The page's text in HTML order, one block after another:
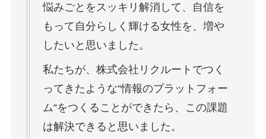
悩みごとをスッキリ解消して、自信を
もって自分らしく輝ける女性を、増や
したいと思いました。
私たちが、株式会社リクルートでつく
ってきたような“情報のプラットフォー
ム“をつくることができたら、この課題
は解決できると思いました。